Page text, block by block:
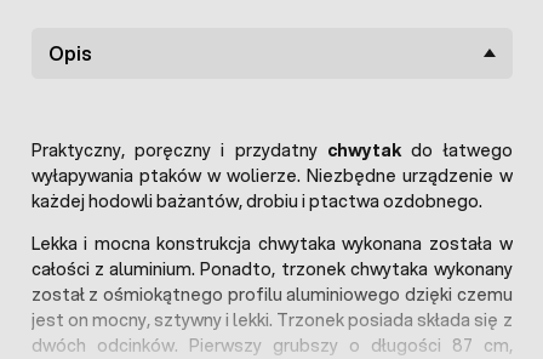
Opis
Praktyczny, poręczny i przydatny chwytakdo łatwego
wyłapywania ptaków w wolierze. Niezbędne urządzenie w
każdej hodowli bażantów, drobiu i ptactwa ozdobnego.
Lekka i mocna konstrukcja chwytaka wykonana została w
całości z aluminium. Ponadto, trzonek chwytaka wykonany
został z ośmiokątnego profilu aluminiowego dzięki czemu
jest on mocny, sztywny i lekki. Trzonek posiada składa się z
dwóch odcinków. Pierwszy grubszy o długości 87 cm,